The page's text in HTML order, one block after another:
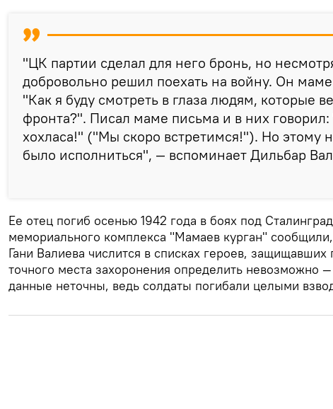
"ЦК партии сделал для него бронь, но
добровольно решил поехать на войну. Он маме
"Как я буду смотреть в глаза людям, которые
фронта?". Писал маме письма и в них говорил:
хохласа!" ("Мы скоро встретимся!"). Но этому
было исполниться", — вспоминает Дильбар
Ее отец погиб осенью 1942 года в боях под
мемориального комплекса "Мамаев курган"
Гани Валиева числится в списках героев, защищавших
точного места захоронения определить невозможно
данные неточны, ведь солдаты погибали целыми